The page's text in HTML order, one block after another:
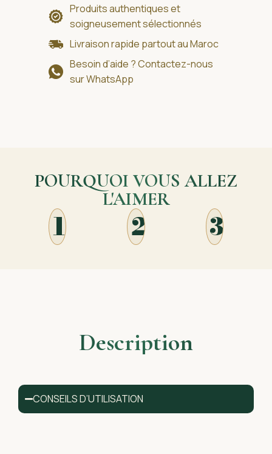
Produits authentiques et
soigneusement sélectionnés
Livraison rapide partout au Maroc
Besoin d’aide ? Contactez-nous
sur WhatsApp
POURQUOI VOUS ALLEZ
L'AIMER
1 2 3
Description
CONSEILS D’UTILISATION